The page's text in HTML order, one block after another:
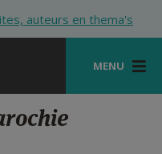
auteurs en thema's
MENU